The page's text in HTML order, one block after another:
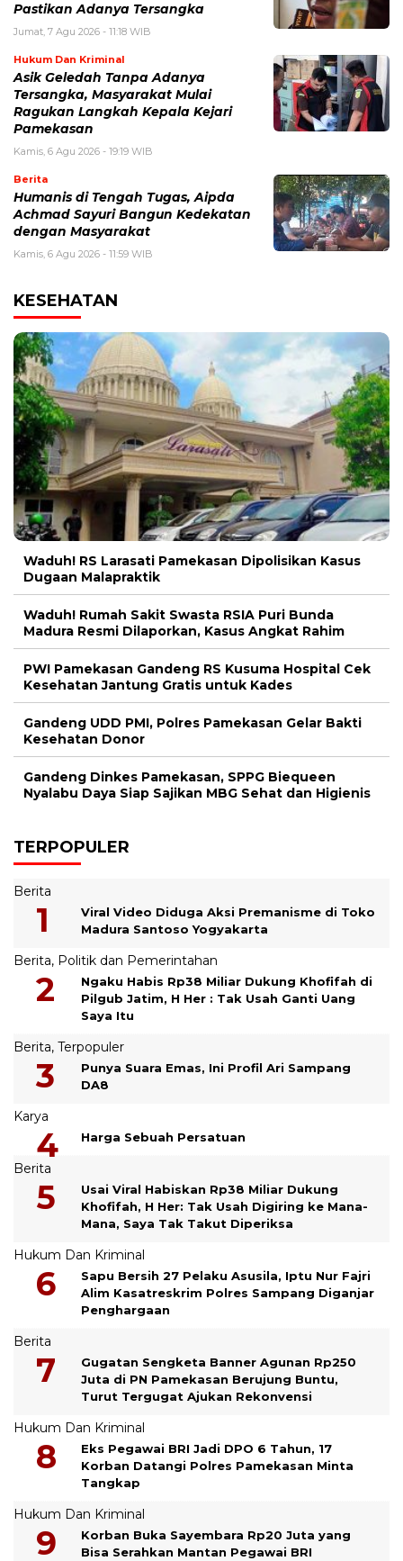
Pastikan Adanya Tersangka
Jumat, 7 Agu 2026 - 11:18 WIB
Hukum Dan Kriminal
Asik Geledah Tanpa Adanya
Tersangka, Masyarakat Mulai
Ragukan Langkah Kepala Kejari
Pamekasan
Kamis, 6 Agu 2026 - 19:19 WIB
Berita
Humanis di Tengah Tugas, Aipda
Achmad Sayuri Bangun Kedekatan
dengan Masyarakat
Kamis, 6 Agu 2026 - 11:59 WIB
KESEHATAN
Waduh! RS Larasati Pamekasan Dipolisikan Kasus
Dugaan Malapraktik
Waduh! Rumah Sakit Swasta RSIA Puri Bunda
Madura Resmi Dilaporkan, Kasus Angkat Rahim
PWI Pamekasan Gandeng RS Kusuma Hospital Cek
Kesehatan Jantung Gratis untuk Kades
Gandeng UDD PMI, Polres Pamekasan Gelar Bakti
Kesehatan Donor
Gandeng Dinkes Pamekasan, SPPG Biequeen
Nyalabu Daya Siap Sajikan MBG Sehat dan Higienis
TERPOPULER
Berita
Viral Video Diduga Aksi Premanisme di Toko
Madura Santoso Yogyakarta
Berita, Politik dan Pemerintahan
Ngaku Habis Rp38 Miliar Dukung Khofifah di
Pilgub Jatim, H Her : Tak Usah Ganti Uang
Saya Itu
Berita, Terpopuler
Punya Suara Emas, Ini Profil Ari Sampang
DA8
Karya
Harga Sebuah Persatuan
Berita
Usai Viral Habiskan Rp38 Miliar Dukung
Khofifah, H Her: Tak Usah Digiring ke Mana-
Mana, Saya Tak Takut Diperiksa
Hukum Dan Kriminal
Sapu Bersih 27 Pelaku Asusila, Iptu Nur Fajri
Alim Kasatreskrim Polres Sampang Diganjar
Penghargaan
Berita
Gugatan Sengketa Banner Agunan Rp250
Juta di PN Pamekasan Berujung Buntu,
Turut Tergugat Ajukan Rekonvensi
Hukum Dan Kriminal
Eks Pegawai BRI Jadi DPO 6 Tahun, 17
Korban Datangi Polres Pamekasan Minta
Tangkap
Hukum Dan Kriminal
Korban Buka Sayembara Rp20 Juta yang
Bisa Serahkan Mantan Pegawai BRI